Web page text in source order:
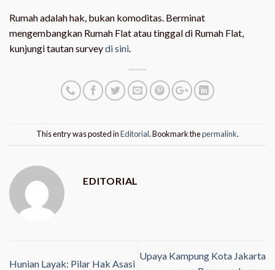
Rumah adalah hak, bukan komoditas. Berminat
mengembangkan Rumah Flat atau tinggal di Rumah Flat,
kunjungi tautan surveydi sini.
This entry was posted inEditorial. Bookmark thepermalink.
EDITORIAL
Hunian Layak: Pilar Hak Asasi
Upaya Kampung Kota Jakarta